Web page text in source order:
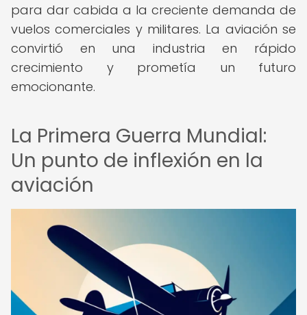
para dar cabida a la creciente demanda de
vuelos comerciales y militares. La aviación se
convirtió en una industria en rápido
crecimiento y prometía un futuro
emocionante.
La Primera Guerra Mundial:
Un punto de inflexión en la
aviación